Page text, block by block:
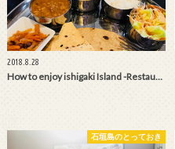
2018.8.28
How to enjoy ishigaki Island -Restau…
石垣島のとっておき